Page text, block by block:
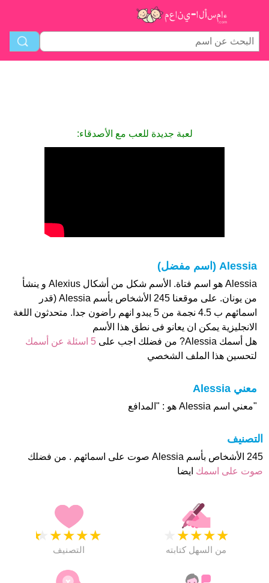
لعبة جديدة للعب مع الأصدقاء:
Alessia (اسم مفضل)
Alessia هو اسم فتاة. الأسم شكل من أشكال Alexius و ينشأ
من يونان. على موقعنا 245 الأشخاص بأسم Alessia (قدر
اسمائهم ب 4.5 نجمة من 5 يبدو انهم راضون جدا. متحدثون اللغة
الانجليزية يمكن ان يعانو فى نطق هذا الأسم
هل أسمك Alessia? من فضلك اجب على
5 اسئلة عن أسمك
لتحسين هذا الملف الشخصي
معني Alessia
"معني اسم Alessia هو : "المدافع
التصنيف
245 الأشخاص بأسم Alessia صوت على اسمائهم . من فضلك
صوت على اسمك ايضا
★
★
★
★
★
التصنيف
★
★
★
★
من السهل كتابته